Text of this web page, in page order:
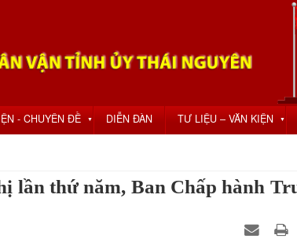
- CHUYÊN ĐỀ ▼ DIỄN ĐÀN TƯ LIỆU – VĂN KIỆN ▼
lần thứ năm, Ban Chấp hành